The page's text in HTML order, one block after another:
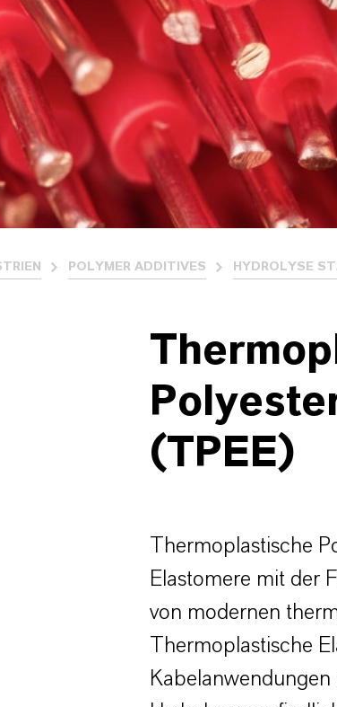
POLYMER ADDITIVES HYDROLYSE
(TPEE)
Thermoplastische
Elastomere mit der
von modernen
Thermoplastische